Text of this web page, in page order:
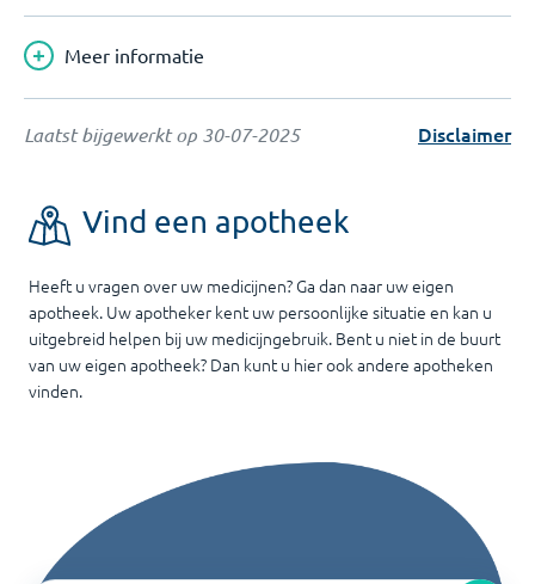
Meer informatie
Laatst bijgewerkt op 30-07-2025 Disclaimer
Vind een apotheek
Heeft u vragen over uw medicijnen? Ga dan naar uw eigen
apotheek. Uw apotheker kent uw persoonlijke situatie en kan u
uitgebreid helpen bij uw medicijngebruik. Bent u niet in de buurt
van uw eigen apotheek? Dan kunt u hier ook andere apotheken
vinden.